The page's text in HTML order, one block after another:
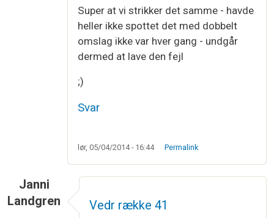
Super at vi strikker det samme - havde
heller ikke spottet det med dobbelt
omslag ikke var hver gang - undgår
dermed at lave den fejl
;)
Svar
lør, 05/04/2014 - 16:44 Permalink
Janni
Landgren
Vedr række 41